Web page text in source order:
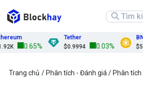
0.65%
Tether
$0.9994
0.03%
BNB
Trang chủ Phân tích - Đánh giá Phân